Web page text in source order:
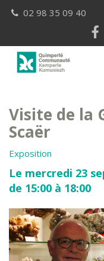
02 98 35 09 40
Visite de la
Scaër
Exposition
Le mercredi 23
de 15:00 à 18:00